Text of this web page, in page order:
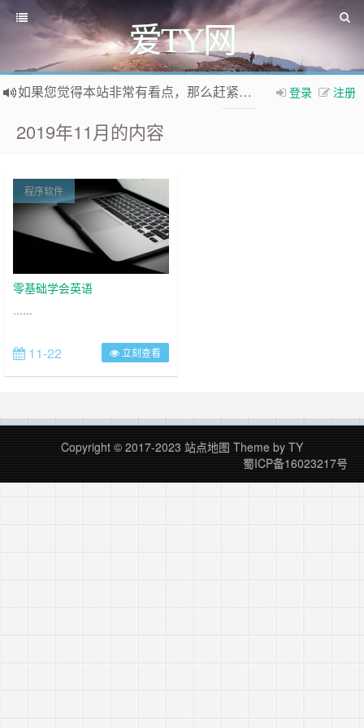
爱TY网
登录 注册
如果您觉得本站非常有看点，那么赶紧使用Ctrl+D 收藏爱TY网吧
2019年11月的内容
程序软件
零基础学会英语
……
11-22 立刻查看
Copyright © 2017-2023 站点地图 Theme by TY
蜀ICP备16023217号